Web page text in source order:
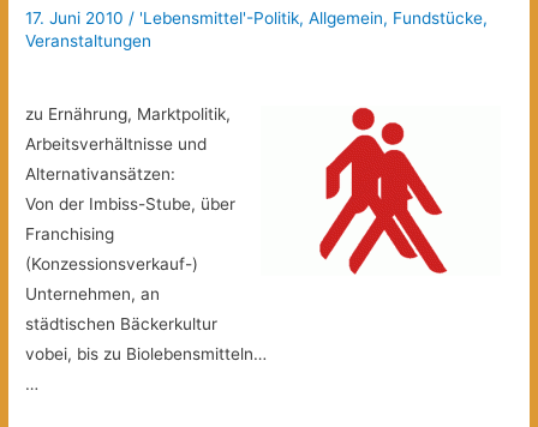
17. Juni 2010 / 'Lebensmittel'-Politik,Allgemein, Fundstücke,
Veranstaltungen
zu Ernährung, Marktpolitik,
Arbeitsverhältnisse und
Alternativansätzen:
Von der Imbiss-Stube, über
Franchising
(Konzessionsverkauf-)
Unternehmen, an
städtischen Bäckerkultur
vobei, bis zu Biolebensmitteln…
…